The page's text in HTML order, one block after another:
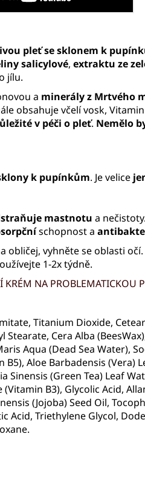
pleť se sklonem k
salicylové, extraktu ze
jílu.
a minerály z Mrtvého
obsahuje včelí vosk, Vitamin
v péči o pleť. Nemělo
k pupínkům. Je velice
mastnotu a nečistoty.
schopnost a
obličej, vyhněte se oblasti
1-2x týdně.
KRÉM NA PROBLEMATICKOU
Titanium Dioxide,
Stearate, Cera Alba
Aqua (Dead Sea Water),
Aloe Barbadensis (Vera)
Sinensis (Green Tea) Leaf
B3), Glycolic Acid,
(Jojoba) Seed Oil,
Acid, Triethylene Glycol,